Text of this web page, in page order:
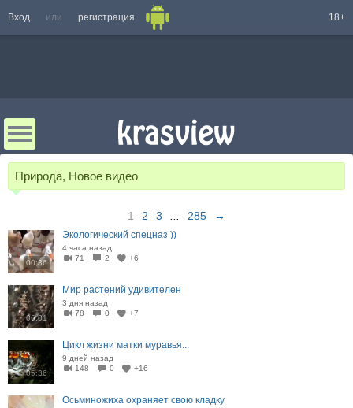
Вход или регистрация 18+
Природа, Новое видео
1 2 3 285 →
00:36
Экологический спецназ ))
4 часа назад
71
2 +6
06:01
Мир растений удивителен
3 дня назад
78
0 +7
05:36
Цикл жизни матки муравья...
9 дней назад
148
0 +16
Осьминожиха охраняет свою кладку